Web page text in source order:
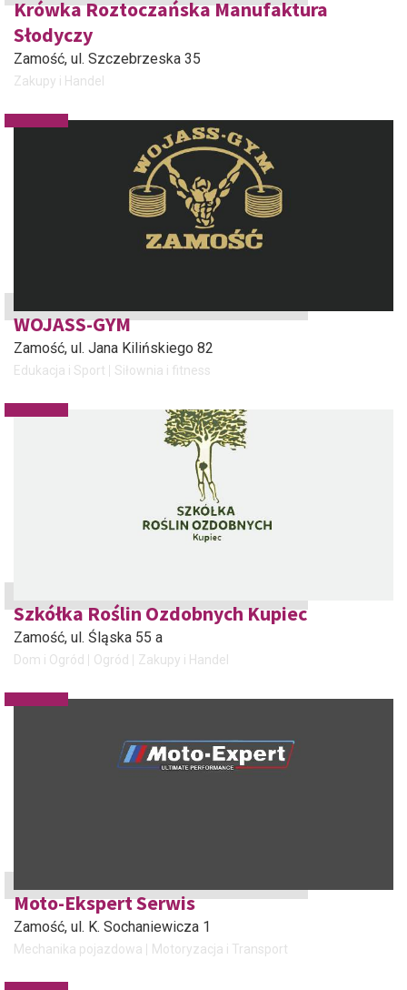
Krówka Roztoczańska Manufaktura
Słodyczy
Zamość, ul. Szczebrzeska 35
Zakupy i Handel
WOJASS-GYM
Zamość, ul. Jana Kilińskiego 82
Edukacja i Sport Siłownia i fitness
Szkółka Roślin Ozdobnych Kupiec
Zamość, ul. Śląska 55 a
Dom i Ogród Ogród Zakupy i Handel
Moto-Ekspert Serwis
Zamość, ul. K. Sochaniewicza 1
Mechanika pojazdowa Motoryzacja i Transport